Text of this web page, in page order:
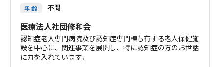
年 齢 不問
医療法人社団修和会
認知症老人専門病院及び認知症専門棟も有する老人保健施
設を中心に、関連事業を展開し、特に認知症の方のお世話
に力を入れています。